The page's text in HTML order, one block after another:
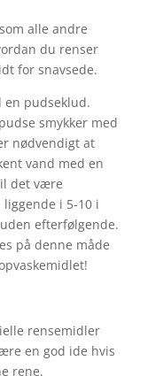
alle andre
du renser
for snavsede.
en pudseklud.
smykker med
nødvendigt at
vand med en
det være
i 5-10 i
efterfølgende.
på denne måde
rensemidler
en god ide hvis
rene.